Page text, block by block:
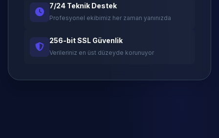
7/24 Teknik Destek
Profesyonel ekibimiz her zaman yanınızda
256-bit SSL Güvenlik
Verileriniz en üst düzeyde korunuyor